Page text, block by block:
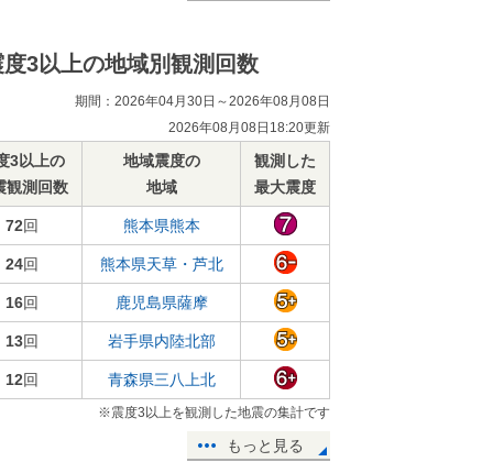
度3以上の地域別観測回数
期間：2026年04月30日～2026年08月08日
2026年08月08日18:20更新
3以上の
観測回数
地域震度の
地域
観測した
最大震度
72回 熊本県熊本
24回 熊本県天草・芦北
16回 鹿児島県薩摩
13回 岩手県内陸北部
12回 青森県三八上北
※震度3以上を観測した地震の集計です
もっと見る